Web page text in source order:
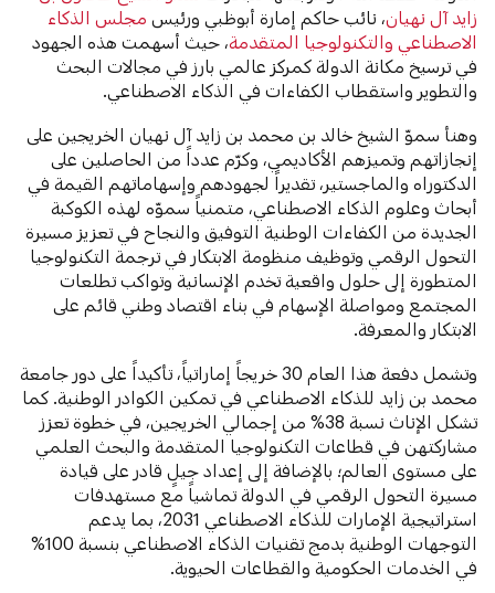
زايد آل نهيان، نائب حاكم إمارة أبوظبي ورئيس مجلس الذكاء
الاصطناعي والتكنولوجيا المتقدمة، حيث أسهمت هذه الجهود
في ترسيخ مكانة الدولة كمركز عالمي بارز في مجالات البحث
والتطوير واستقطاب الكفاءات في الذكاء الاصطناعي.
وهنأ سموّ الشيخ خالد بن محمد بن زايد آل نهيان الخريجين على
إنجازاتهم وتميزهم الأكاديمي، وكرّم عدداً من الحاصلين على
الدكتوراه والماجستير، تقديراً لجهودهم وإسهاماتهم القيمة في
أبحاث وعلوم الذكاء الاصطناعي، متمنياً سموّه لهذه الكوكبة
الجديدة من الكفاءات الوطنية التوفيق والنجاح في تعزيز مسيرة
التحول الرقمي وتوظيف منظومة الابتكار في ترجمة التكنولوجيا
المتطورة إلى حلول واقعية تخدم الإنسانية وتواكب تطلعات
المجتمع ومواصلة الإسهام في بناء اقتصاد وطني قائم على
الابتكار والمعرفة.
وتشمل دفعة هذا العام 30 خريجاً إماراتياً، تأكيداً على دور جامعة
محمد بن زايد للذكاء الاصطناعي في تمكين الكوادر الوطنية. كما
تشكل الإناث نسبة 38% من إجمالي الخريجين، في خطوة تعزز
مشاركتهن في قطاعات التكنولوجيا المتقدمة والبحث العلمي
على مستوى العالم؛ بالإضافة إلى إعداد جيلٍ قادر على قيادة
مسيرة التحول الرقمي في الدولة تماشياً مع مستهدفات
استراتيجية الإمارات للذكاء الاصطناعي 2031، بما يدعم
التوجهات الوطنية بدمج تقنيات الذكاء الاصطناعي بنسبة 100%
في الخدمات الحكومية والقطاعات الحيوية.